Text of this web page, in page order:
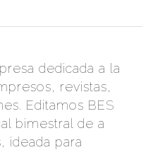
dedicada a la
revistas,
Editamos BES
bimestral de a
ideada para